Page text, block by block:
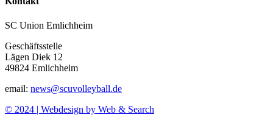
SC Union Emlichheim
Geschäftsstelle
Lägen Diek 12
49824 Emlichheim
email: news@scuvolleyball.de
© 2024 | Webdesign by Web & Search